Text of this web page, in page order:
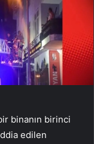
binanın birinci
edilen